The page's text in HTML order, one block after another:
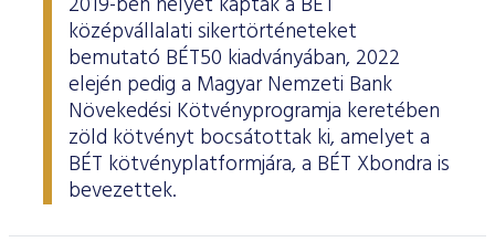
középvállalati sikertörténeteket
bemutató BÉT50 kiadványában, 2022
elején pedig a Magyar Nemzeti Bank
Növekedési Kötvényprogramja keretében
zöld kötvényt bocsátottak ki, amelyet a
BÉT kötvényplatformjára, a BÉT Xbondra is
bevezettek.